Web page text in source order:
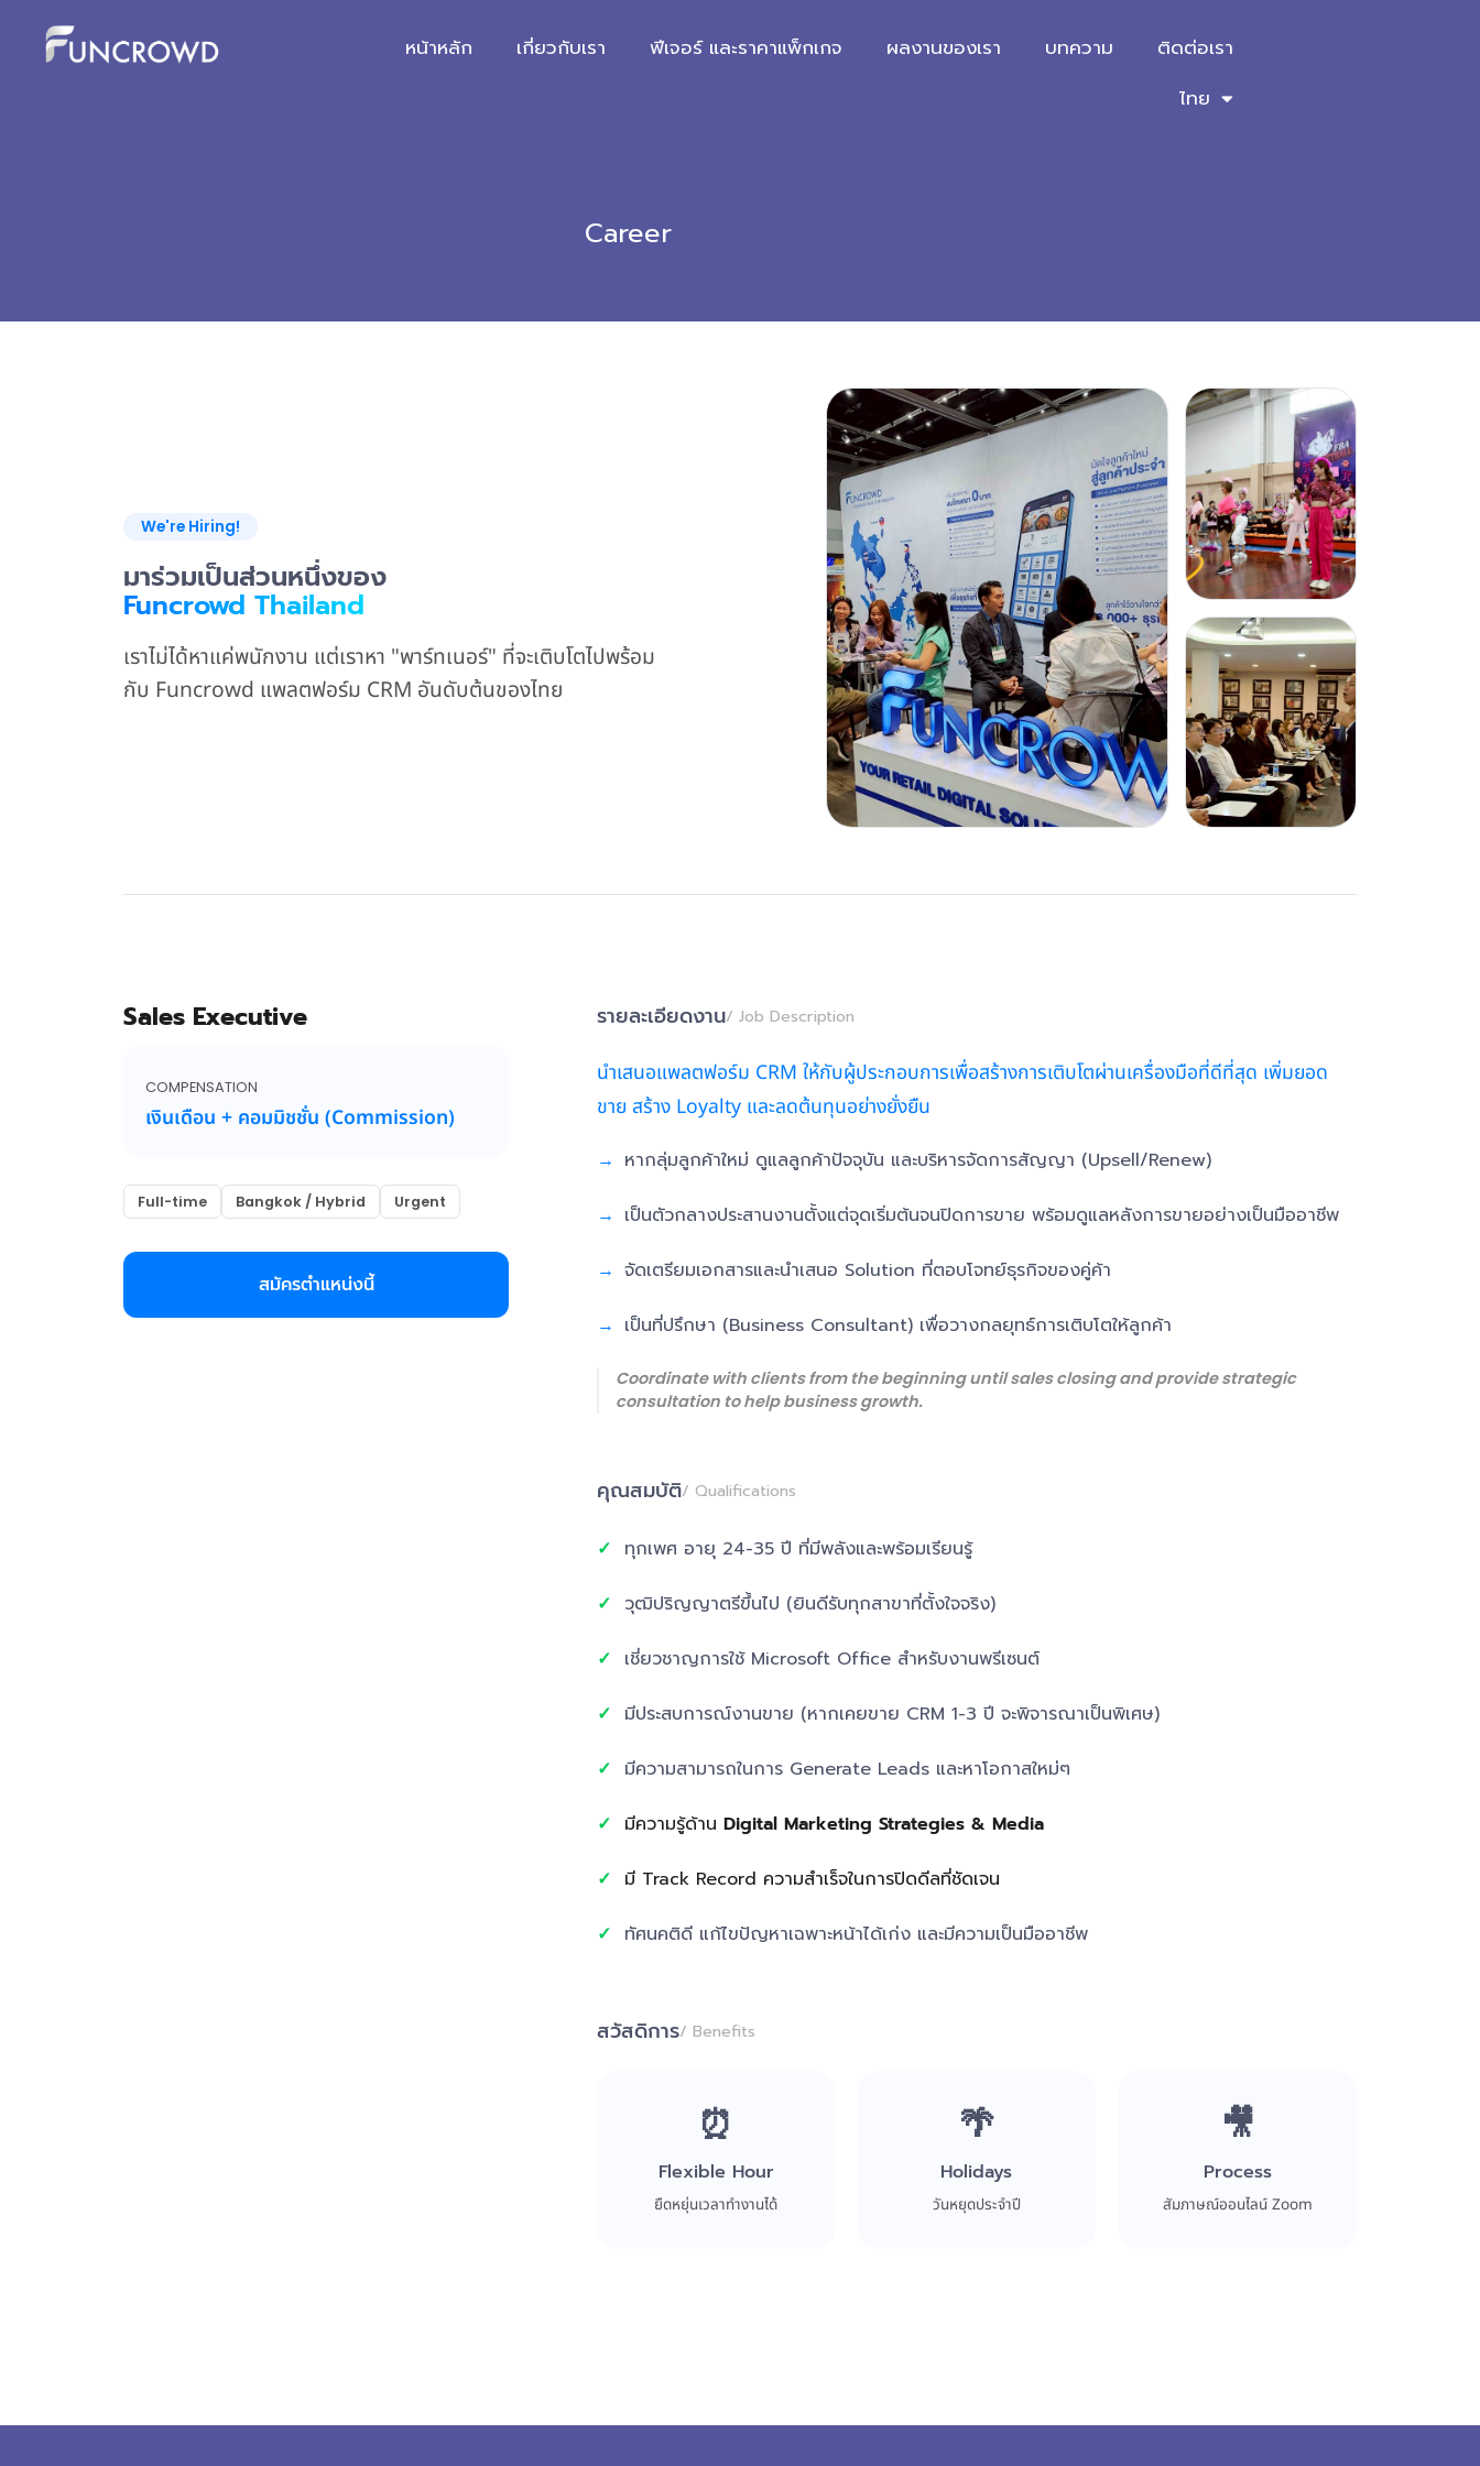
หน้าหลัก เกี่ยวกับเรา ฟีเจอร์ และราคาแพ็กเกจ ผลงานของเรา บทความ
ติดต่อเรา
ไทย
Career
We're Hiring!
มาร่วมเป็นส่วนหนึ่งของ
Funcrowd Thailand
เราไม่ได้หาแค่พนักงาน แต่เราหา "พาร์ทเนอร์" ที่จะเติบโตไปพร้อม
กับ Funcrowd แพลตฟอร์ม CRM อันดับต้นของไทย
Sales Executive
COMPENSATION
เงินเดือน + คอมมิชชั่น (Commission)
Full-time Bangkok / Hybrid Urgent
สมัครตำแหน่งนี้
รายละเอียดงาน/ Job Description
นำเสนอแพลตฟอร์ม CRM ให้กับผู้ประกอบการเพื่อสร้างการเติบโตผ่านเครื่องมือที่ดีที่สุด เพิ่มยอด
ขาย สร้าง Loyalty และลดต้นทุนอย่างยั่งยืน
หากลุ่มลูกค้าใหม่ ดูแลลูกค้าปัจจุบัน และบริหารจัดการสัญญา (Upsell/Renew)
เป็นตัวกลางประสานงานตั้งแต่จุดเริ่มต้นจนปิดการขาย พร้อมดูแลหลังการขายอย่างเป็นมืออาชีพ
จัดเตรียมเอกสารและนำเสนอ Solution ที่ตอบโจทย์ธุรกิจของคู่ค้า
เป็นที่ปรึกษา (Business Consultant) เพื่อวางกลยุทธ์การเติบโตให้ลูกค้า
Coordinate with clients from the beginning until sales closing and provide strategic
consultation to help business growth.
คุณสมบัติ/ Qualifications
ทุกเพศ อายุ 24-35 ปี ที่มีพลังและพร้อมเรียนรู้
วุฒิปริญญาตรีขึ้นไป (ยินดีรับทุกสาขาที่ตั้งใจจริง)
เชี่ยวชาญการใช้ Microsoft Office สำหรับงานพรีเซนต์
มีประสบการณ์งานขาย (หากเคยขาย CRM 1-3 ปี จะพิจารณาเป็นพิเศษ)
มีความสามารถในการ Generate Leads และหาโอกาสใหม่ๆ
มีความรู้ด้าน Digital Marketing Strategies & Media
มี Track Record ความสำเร็จในการปิดดีลที่ชัดเจน
ทัศนคติดี แก้ไขปัญหาเฉพาะหน้าได้เก่ง และมีความเป็นมืออาชีพ
สวัสดิการ/ Benefits
⏰
Flexible Hour
ยืดหยุ่นเวลาทำงานได้
🌴
Holidays
วันหยุดประจำปี
🎥
Process
สัมภาษณ์ออนไลน์ Zoom